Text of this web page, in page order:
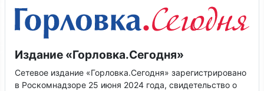
Издание «Горловка.Сегодня»
Сетевое издание «Горловка.Сегодня» зарегистрировано
в Роскомнадзоре 25 июня 2024 года, свидетельство о